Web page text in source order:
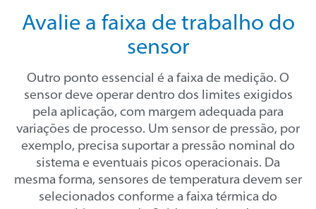
Avalie a faixa de trabalho do
sensor
Outro ponto essencial é a faixa de medição. O
sensor deve operar dentro dos limites exigidos
pela aplicação, com margem adequada para
variações de processo. Um sensor de pressão, por
exemplo, precisa suportar a pressão nominal do
sistema e eventuais picos operacionais. Da
mesma forma, sensores de temperatura devem ser
selecionados conforme a faixa térmica do